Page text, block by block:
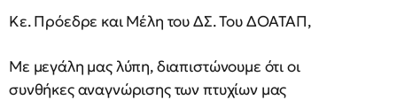
Κε. Πρόεδρε και Μέλη του ΔΣ. Του ΔΟΑΤΑΠ,
Με μεγάλη μας λύπη, διαπιστώνουμε ότι οι
συνθήκες αναγνώρισης των πτυχίων μας